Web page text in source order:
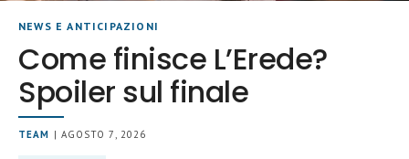
NEWS E ANTICIPAZIONI
Come finisce L’Erede?
Spoiler sul finale
TEAM | AGOSTO 7, 2026